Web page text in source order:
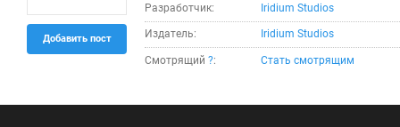
Разработчик: Iridium Studios
Издатель: Iridium Studios
Смотрящий ?: Стать смотрящим
Добавить пост